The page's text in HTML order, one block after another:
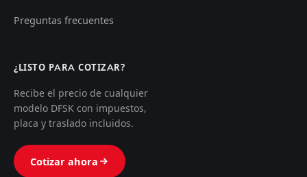
Preguntas frecuentes
¿LISTO PARA COTIZAR?
Recibe el precio de cualquier
modelo DFSK con impuestos,
placa y traslado incluidos.
Cotizar ahora